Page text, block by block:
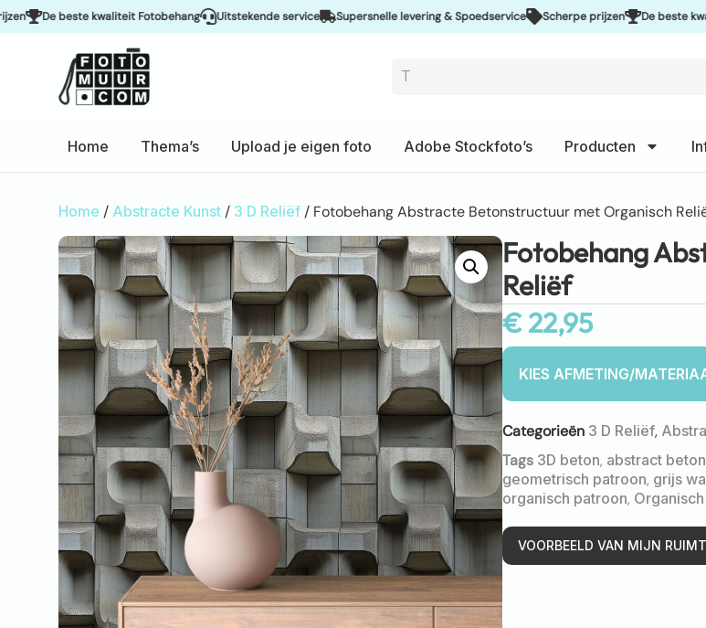
beste kwaliteit Fotobehang Uitstekende service Supersnelle levering & Spoedservice Scherpe prijzen De beste kwaliteit
Home Thema’s Upload je eigen foto Adobe Stockfoto’s Producten
Home / Abstracte Kunst / 3 D Reliëf / Fotobehang Abstracte Betonstructuur met Organisch
Fotobehang
Reliëf
€22,95
Categorieën 3 D Reliëf,
Tags 3D beton, abstract beton
geometrisch patroon, grijs
organisch patroon,
VOORBEELD VAN MIJN